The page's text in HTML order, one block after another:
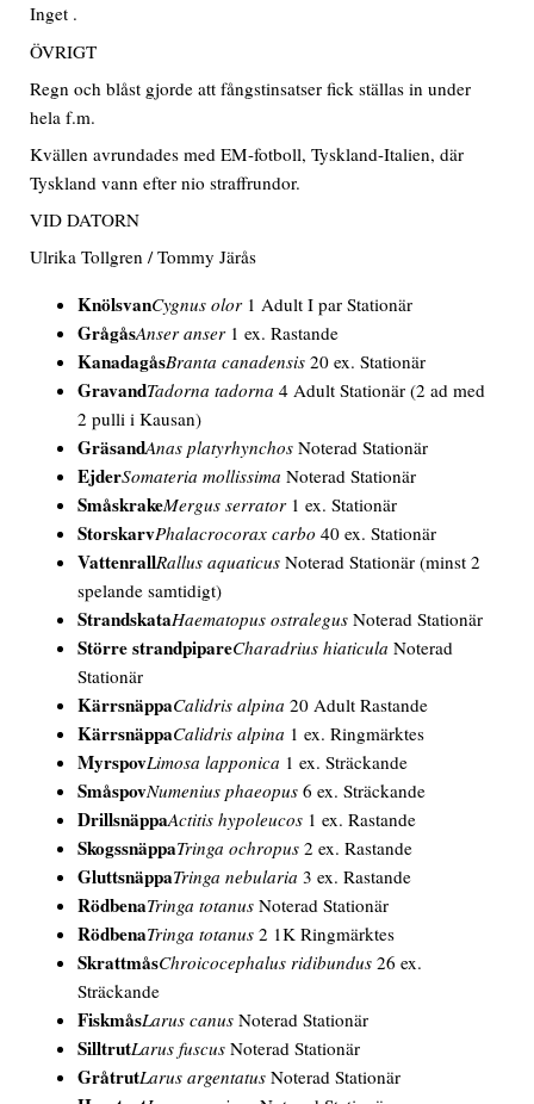
Inget .
ÖVRIGT
Regn och blåst gjorde att fångstinsatser fick ställas in under
hela f.m.
Kvällen avrundades med EM-fotboll, Tyskland-Italien, där
Tyskland vann efter nio straffrundor.
VID DATORN
Ulrika Tollgren / Tommy Järås
KnölsvanCygnus olor1 Adult I par Stationär
GrågåsAnser anser1 ex. Rastande
KanadagåsBranta canadensis 20 ex. Stationär
GravandTadorna tadorna 4 Adult Stationär (2 ad med
2 pulli i Kausan)
GräsandAnas platyrhynchos Noterad Stationär
EjderSomateria mollissima Noterad Stationär
SmåskrakeMergus serrator1 ex. Stationär
StorskarvPhalacrocorax carbo 40 ex. Stationär
VattenrallRallus aquaticus Noterad Stationär (minst 2
spelande samtidigt)
StrandskataHaematopus ostralegus Noterad Stationär
Större strandpipareCharadrius hiaticula Noterad
Stationär
KärrsnäppaCalidris alpina 20 Adult Rastande
KärrsnäppaCalidris alpina 1 ex. Ringmärktes
MyrspovLimosa lapponica 1 ex. Sträckande
SmåspovNumenius phaeopus 6 ex. Sträckande
DrillsnäppaActitis hypoleucos 1 ex. Rastande
SkogssnäppaTringa ochropus 2 ex. Rastande
GluttsnäppaTringa nebularia 3 ex. Rastande
RödbenaTringa totanus Noterad Stationär
RödbenaTringa totanus 2 1K Ringmärktes
SkrattmåsChroicocephalus ridibundus 26 ex.
Sträckande
FiskmåsLarus canus Noterad Stationär
SilltrutLarus fuscus Noterad Stationär
GråtrutLarus argentatus Noterad Stationär